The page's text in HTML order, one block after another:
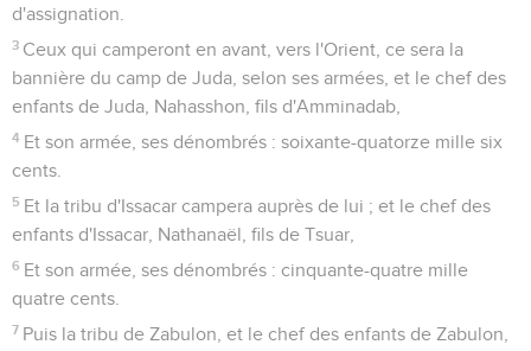
d'assignation.
3 Ceux qui camperont en avant, vers l'Orient, ce sera la
bannière du camp de Juda, selon ses armées, et le chef des
enfants de Juda, Nahasshon, fils d'Amminadab,
4 Et son armée, ses dénombrés : soixante-quatorze mille six
cents.
5 Et la tribu d'Issacar campera auprès de lui ; et le chef des
enfants d'Issacar, Nathanaël, fils de Tsuar,
6 Et son armée, ses dénombrés : cinquante-quatre mille
quatre cents.
7 Puis la tribu de Zabulon, et le chef des enfants de Zabulon,